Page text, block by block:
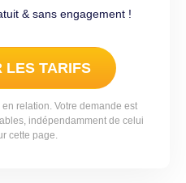
& sans engagement !
LES TARIFS
relation. Votre demande est
indépendamment de celui
cette page.